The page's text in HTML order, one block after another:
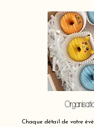
Chaque détail de votre